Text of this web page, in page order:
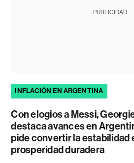
PUBLICIDAD
INFLACIÓN EN ARGENTINA
Con elogios a Messi,
destaca avances en
pide convertir la estabilidad
prosperidad duradera